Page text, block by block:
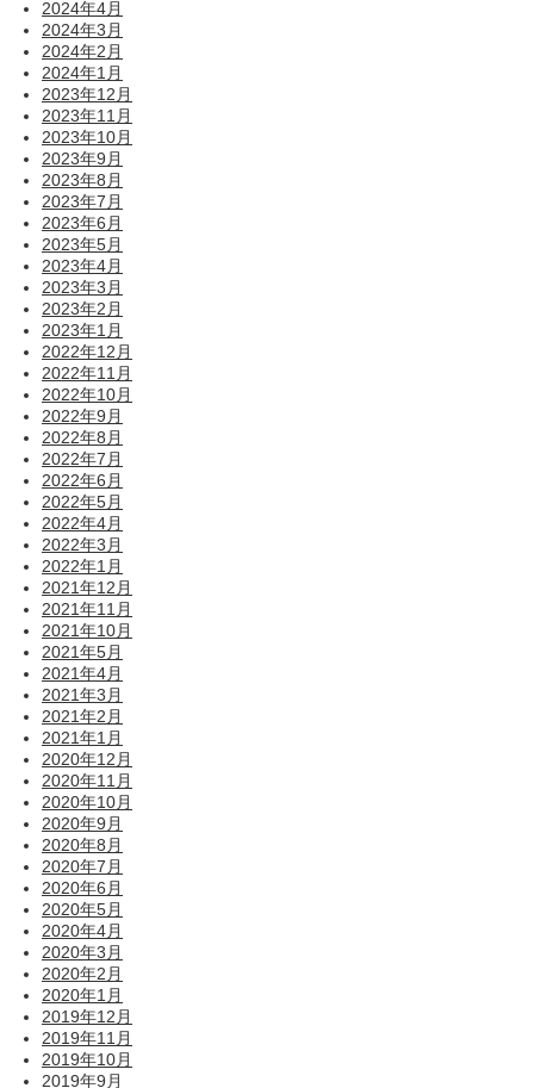
2024年4月
2024年3月
2024年2月
2024年1月
2023年12月
2023年11月
2023年10月
2023年9月
2023年8月
2023年7月
2023年6月
2023年5月
2023年4月
2023年3月
2023年2月
2023年1月
2022年12月
2022年11月
2022年10月
2022年9月
2022年8月
2022年7月
2022年6月
2022年5月
2022年4月
2022年3月
2022年1月
2021年12月
2021年11月
2021年10月
2021年5月
2021年4月
2021年3月
2021年2月
2021年1月
2020年12月
2020年11月
2020年10月
2020年9月
2020年8月
2020年7月
2020年6月
2020年5月
2020年4月
2020年3月
2020年2月
2020年1月
2019年12月
2019年11月
2019年10月
2019年9月